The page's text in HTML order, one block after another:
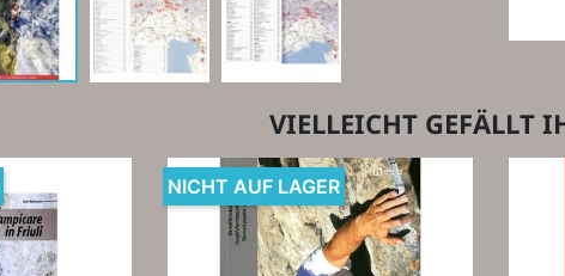
VIELLEICHT GEFÄLLT
NICHT AUF LAGER